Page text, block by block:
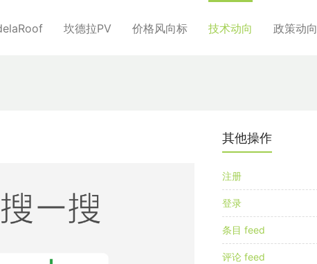
坎德拉PV 价格风向标 技术动向 政策动向
其他操作
注册
登录
条目 feed
评论 feed